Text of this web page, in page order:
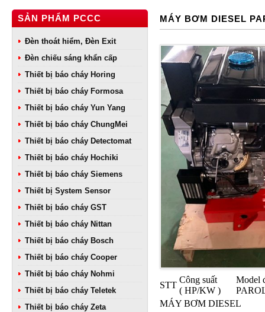
SẢN PHẨM PCCC
Đèn thoát hiểm, Đèn Exit
Đèn chiếu sáng khẩn cấp
Thiết bị báo cháy Horing
Thiết bị báo cháy Formosa
Thiết bị báo cháy Yun Yang
Thiết bị báo cháy ChungMei
Thiết bị báo cháy Detectomat
Thiết bị báo cháy Hochiki
Thiết bị báo cháy Siemens
Thiết bị System Sensor
Thiết bị báo cháy GST
Thiết bị báo cháy Nittan
Thiết bị báo cháy Bosch
Thiết bị báo cháy Cooper
Thiết bị báo cháy Nohmi
Thiết bị báo cháy Teletek
Thiết bị báo cháy Zeta
MÁY BƠM DIESEL
STT
Công suất
( HP/KW )
Model
MÁY BƠM DIESEL